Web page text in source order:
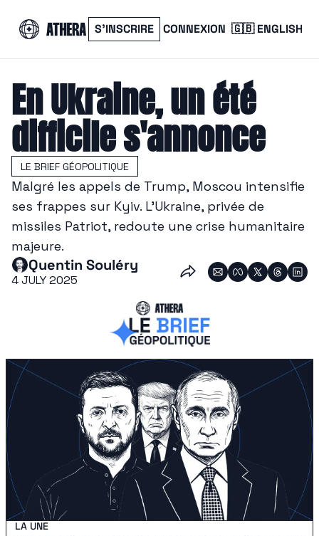
S’INSCRIRE CONNEXION 🇬🇧 ENGLISH
En Ukraine, un été
difficile s'annonce
LE BRIEF GÉOPOLITIQUE
Malgré les appels de Trump, Moscou intensifie
ses frappes sur Kyiv. L’Ukraine, privée de
missiles Patriot, redoute une crise humanitaire
majeure.
Quentin Souléry
4 JULY 2025
LA UNE